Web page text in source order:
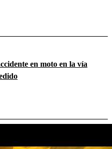
en moto en la vía